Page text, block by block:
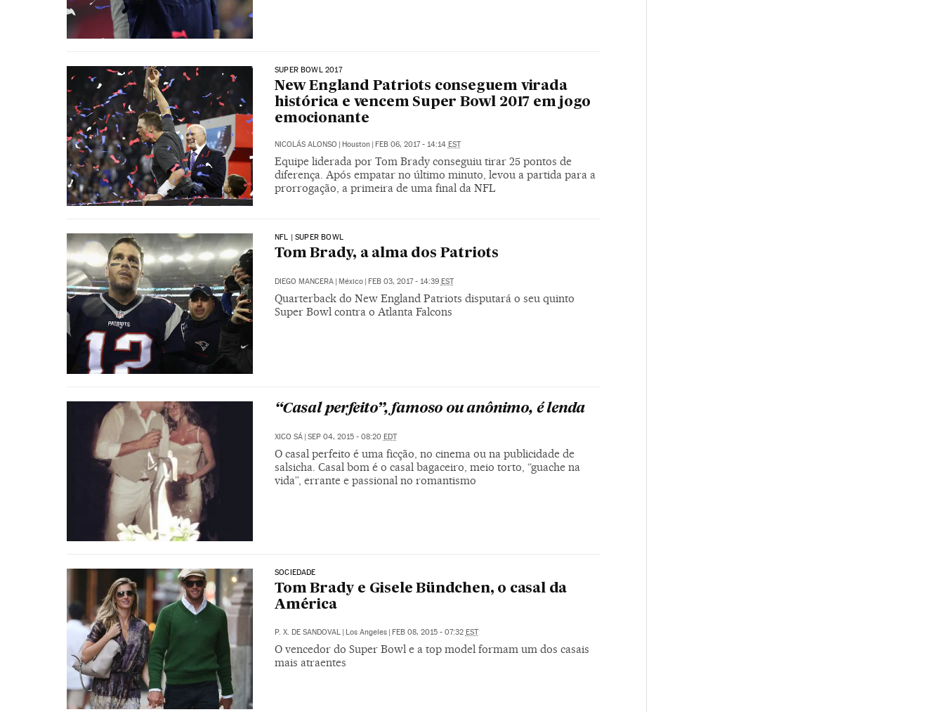
SUPER BOWL 2017
New England Patriots conseguem virada
histórica e vencem Super Bowl 2017 em jogo
emocionante
NICOLÁS ALONSO | Houston | FEB 06, 2017 - 14:14 EST
Equipe liderada por Tom Brady conseguiu tirar 25 pontos de
diferença. Após empatar no último minuto, levou a partida para a
prorrogação, a primeira de uma final da NFL
NFL | SUPER BOWL
Tom Brady, a alma dos Patriots
DIEGO MANCERA México FEB 03, 2017 - 14:39 EST
Quarterback do New England Patriots disputará o seu quinto
Super Bowl contra o Atlanta Falcons
“Casal perfeito”, famoso ou anônimo, é lenda
XICO SÁ | SEP 04, 2015 - 08:20 EDT
O casal perfeito é uma ficção, no cinema ou na publicidade de
salsicha. Casal bom é o casal bagaceiro, meio torto, “guache na
vida”, errante e passional no romantismo
SOCIEDADE
Tom Brady e Gisele Bündchen, o casal da
América
P. X. DE SANDOVAL | Los Angeles | FEB 08, 2015 - 07:32 EST
O vencedor do Super Bowl e a top model formam um dos casais
mais atraentes